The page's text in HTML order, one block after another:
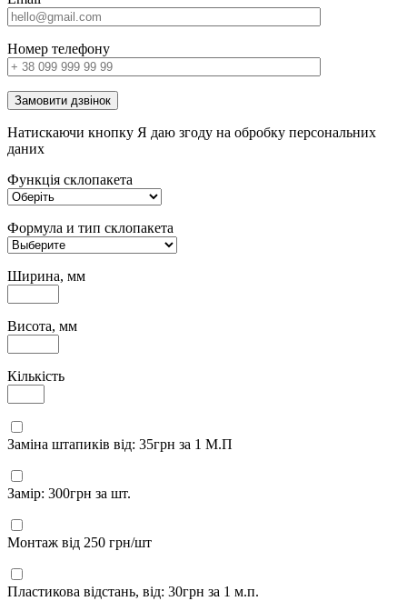
Номер телефону
Замовити дзвінок
Натискаючи кнопку Я даю згоду на обробку персональних
даних
Функція склопакета
Формула и тип склопакета
Ширина, мм
Висота, мм
Кількість
Заміна штапиків від: 35грн за 1 М.П
Замір: 300грн за шт.
Монтаж від 250 грн/шт
Пластикова відстань, від: 30грн за 1 м.п.